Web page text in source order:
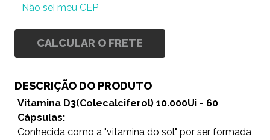
Não sei meu CEP
CALCULAR O FRETE
DESCRIÇÃO DO PRODUTO
Vitamina D3(Colecalciferol) 10.000Ui - 60
Cápsulas:
Conhecida como a "vitamina do sol" por ser formada